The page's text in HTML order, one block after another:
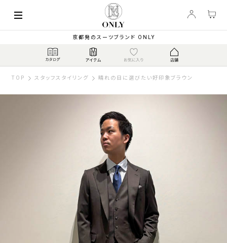
京都発のスーツブランド ONLY
TOP スタッフスタイリング 晴れの日に選びたい好印象ブラウン